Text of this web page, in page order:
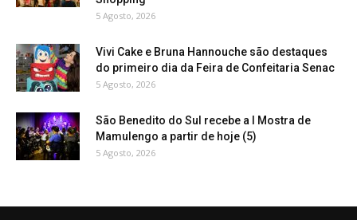
5 Agosto, 2026
Vivi Cake e Bruna Hannouche são destaques
do primeiro dia da Feira de Confeitaria Senac
5 Agosto, 2026
São Benedito do Sul recebe a I Mostra de
Mamulengo a partir de hoje (5)
5 Agosto, 2026